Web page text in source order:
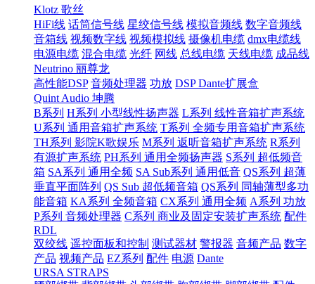
Klotz 歌丝
HiFi线 话筒信号线 星绞信号线 模拟音频线 数字音频线
音箱线 视频数字线 视频模拟线 摄像机电缆 dmx电缆线
电源电缆 混合电缆 光纤 网线 总线电缆 天线电缆 成品线
Neutrino 丽尊龙
高性能DSP 音频处理器 功放 DSP Dante扩展盒
Quint Audio 坤腾
B系列 H系列 小型线性扬声器 L系列 线性音箱扩声系统
U系列 通用音箱扩声系统 T系列 全频专用音箱扩声系统
TH系列 影院K歌娱乐 M系列 返听音箱扩声系统 R系列
有源扩声系统 PH系列 通用全频扬声器 S系列 超低频音
箱 SA系列 通用全频 SA Sub系列 通用低音 QS系列 超薄
垂直平面阵列 QS Sub 超低频音箱 QS系列 同轴薄型多功
能音箱 KA系列 全频音箱 CX系列 通用全频 A系列 功放
P系列 音频处理器 C系列 商业及固定安装扩声系统 配件
RDL
双绞线 遥控面板和控制 测试器材 警报器 音频产品 数字
产品 视频产品 EZ系列 配件 电源 Dante
URSA STRAPS